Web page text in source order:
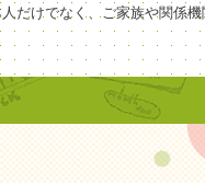
だけでなく、ご家族や関係